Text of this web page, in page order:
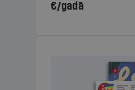
€/gadā